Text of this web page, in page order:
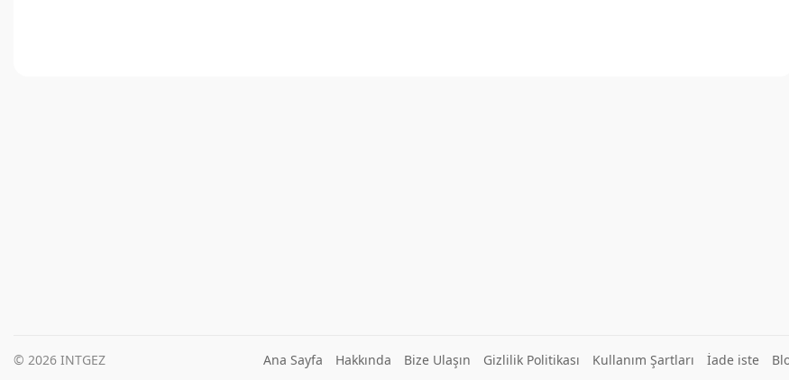
© 2026 INTGEZ Ana Sayfa Hakkında Bize Ulaşın Gizlilik Politikası Kullanım Şartları İade iste